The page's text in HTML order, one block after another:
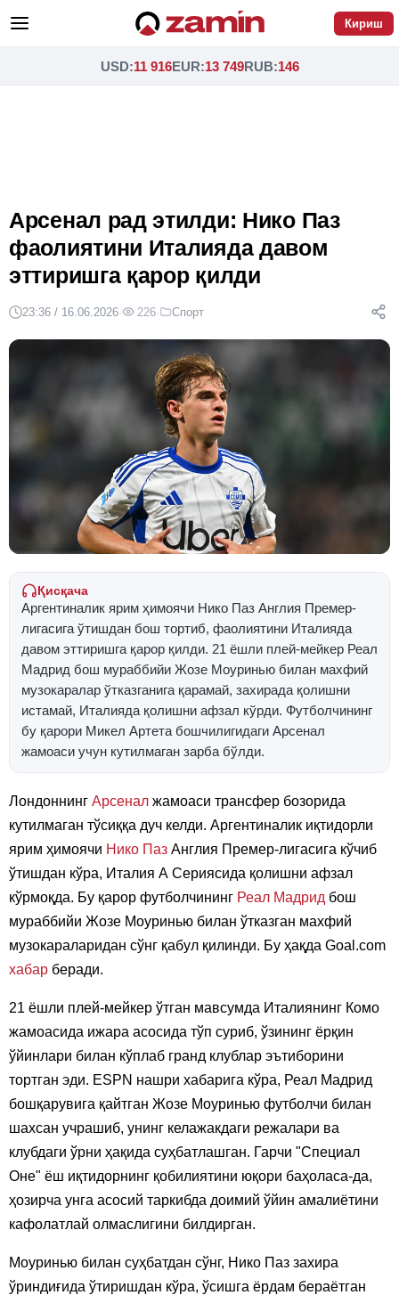
Кириш
USD:11 916EUR:13 749RUB:146
Арсенал рад этилди: Нико Паз
фаолиятини Италияда давом
эттиришга қарор қилди
23:36 / 16.06.2026· 226· Спорт
Қисқача
Аргентиналик ярим ҳимоячи Нико Паз Англия Премер-
лигасига ўтишдан бош тортиб, фаолиятини Италияда
давом эттиришга қарор қилди. 21 ёшли плей-мейкер Реал
Мадрид бош мураббийи Жозе Моуринью билан махфий
музокаралар ўтказганига қарамай, захирада қолишни
истамай, Италияда қолишни афзал кўрди. Футболчининг
бу қарори Микел Артета бошчилигидаги Арсенал
жамоаси учун кутилмаган зарба бўлди.
Лондоннинг Арсенал жамоаси трансфер бозорида
кутилмаган тўсиққа дуч келди. Аргентиналик иқтидорли
ярим ҳимоячи Нико Паз Англия Премер-лигасига кўчиб
ўтишдан кўра, Италия А Сериясида қолишни афзал
кўрмоқда. Бу қарор футболчининг Реал Мадрид бош
мураббийи Жозе Моуринью билан ўтказган махфий
музокараларидан сўнг қабул қилинди. Бу ҳақда Goal.com
хабар беради.
21 ёшли плей-мейкер ўтган мавсумда Италиянинг Комо
жамоасида ижара асосида тўп суриб, ўзининг ёрқин
ўйинлари билан кўплаб гранд клублар эътиборини
тортган эди. ESPN нашри хабарига кўра, Реал Мадрид
бошқарувига қайтган Жозе Моуринью футболчи билан
шахсан учрашиб, унинг келажакдаги режалари ва
клубдаги ўрни ҳақида суҳбатлашган. Гарчи "Специал
Оне" ёш иқтидорнинг қобилиятини юқори баҳоласа-да,
ҳозирча унга асосий таркибда доимий ўйин амалиётини
кафолатлай олмаслигини билдирган.
Моуринью билан суҳбатдан сўнг, Нико Паз захира
ўриндиғида ўтиришдан кўра, ўсишга ёрдам бераётган